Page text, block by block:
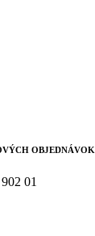
OBJEDNÁVOK
01